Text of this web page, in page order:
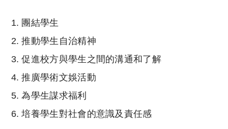
團結學生
推動學生自治精神
促進校方與學生之間的溝通和了解
推廣學術文娛活動
為學生謀求福利
培養學生對社會的意識及責任感